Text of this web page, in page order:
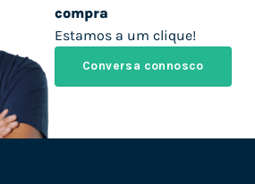
compra
Estamos a um clique!
Conversa connosco